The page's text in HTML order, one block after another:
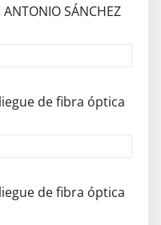
ANTONIO SÁNCHEZ
de fibra óptica
de fibra óptica